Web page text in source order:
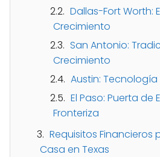
Dallas-Fort Worth:
Crecimiento
San Antonio:
Crecimiento
Austin:
El Paso: Puerta de
Fronteriza
Requisitos Financieros
Casa en Texas